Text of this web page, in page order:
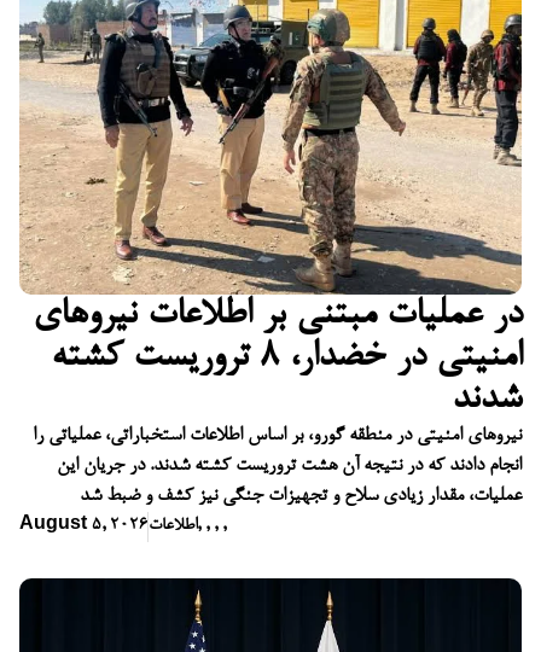
در عملیات مبتنی بر اطلاعات نیروهای
امنیتی در خضدار، ۸ تروریست کشته
شدند
نیروهای امنیتی در منطقه گورو، بر اساس اطلاعات استخباراتی، عملیاتی را
انجام دادند که در نتیجه آن هشت تروریست کشته شدند. در جریان این
عملیات، مقدار زیادی سلاح و تجهیزات جنگی نیز کشف و ضبط شد
August 5, 2026اطلاعات, , , ,